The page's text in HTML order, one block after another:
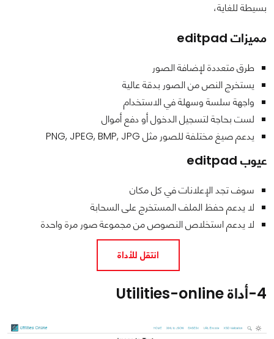
بسيطة للغاية،
مميزات editpad
طرق متعددة لإضافة الصور
يستخرج النص من الصور بدقة عالية
واجهة سلسة وسهلة في الاستخدام
لست بحاجة لتسجيل الدخول أو دفع أموال
يدعم صيغ مختلفة للصور مثل PNG, JPEG, BMP, JPG
عيوب editpad
سوف تجد الإعلانات في كل مكان
لا يدعم حفظ الملف المستخرج على السحابة
لا يدعم استخلاص النصوص من مجموعة صور مرة واحدة
انتقل للأداة
4- أداة Utilities-online